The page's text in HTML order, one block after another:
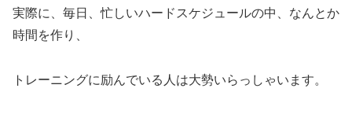
実際に、毎日、忙しいハードスケジュールの中、なんとか
時間を作り、
トレーニングに励んでいる人は大勢いらっしゃいます。